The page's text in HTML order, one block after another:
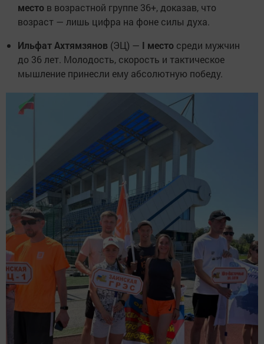
место в возрастной группе 36+, доказав, что
возраст — лишь цифра на фоне силы духа.
Ильфат Ахтямзянов (ЭЦ) — I место среди мужчин
до 36 лет. Молодость, скорость и тактическое
мышление принесли ему абсолютную победу.